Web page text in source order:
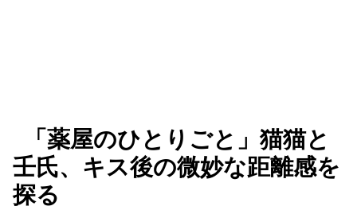
「薬屋のひとりごと」猫猫と
壬氏、キス後の微妙な距離感を
探る